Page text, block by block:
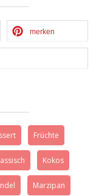
merken
Früchte
Kokos
Marzipan